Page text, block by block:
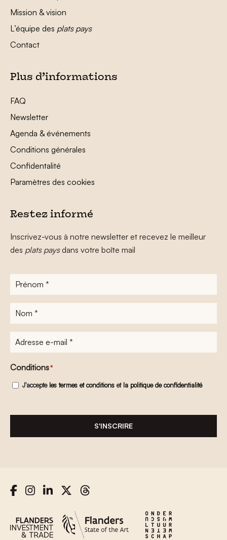
Mission & vision
L’équipe des plats pays
Contact
Plus d’informations
FAQ
Newsletter
Agenda & événements
Conditions générales
Confidentalité
Paramètres des cookies
Restez informé
Inscrivez-vous à notre newsletter et recevez le meilleur
des plats paysdans votre boîte mail
Prénom
Nom
Adresse
e-
mail*
Conditions*
J'accepte les termes et conditions et la politique de confidentialité
S'INSCRIRE